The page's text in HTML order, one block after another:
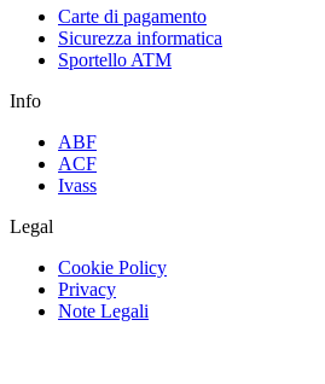
Carte di pagamento
Sicurezza informatica
Sportello ATM
Info
ABF
ACF
Ivass
Legal
Cookie Policy
Privacy
Note Legali